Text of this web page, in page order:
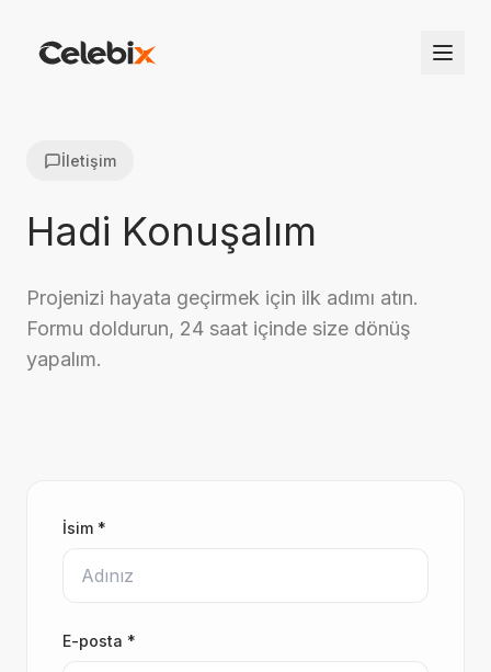
İletişim
Hadi Konuşalım
Projenizi hayata geçirmek için ilk adımı atın.
Formu doldurun, 24 saat içinde size dönüş
yapalım.
İsim *
E-posta *